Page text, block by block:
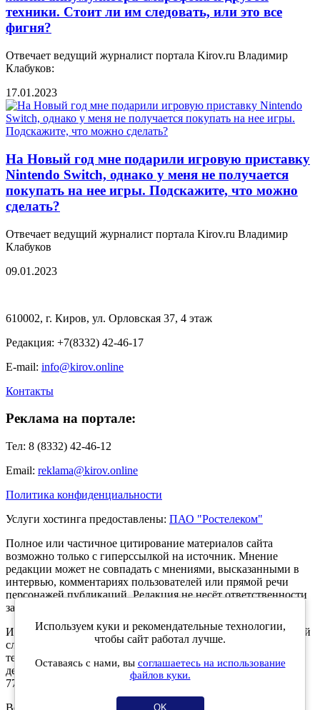
техники. Стоит ли им следовать, или это все
фигня?
Отвечает ведущий журналист портала Kirov.ru Владимир
Клабуков:
17.01.2023
На Новый год мне подарили игровую приставку
Nintendo Switch, однако у меня не получается
покупать на нее игры. Подскажите, что можно
сделать?
Отвечает ведущий журналист портала Kirov.ru Владимир
Клабуков
09.01.2023
610002, г. Киров, ул. Орловская 37, 4 этаж
Редакция: +7(8332) 42-46-17
E-mail: info@kirov.online
Контакты
Реклама на портале:
Тел: 8 (8332) 42-46-12
Email: reklama@kirov.online
Политика конфиденциальности
Услуги хостинга предоставлены: ПАО "Ростелеком"
Полное или частичное цитирование материалов сайта
возможно только с гиперссылкой на источник. Мнение
редакции может не совпадать с мнениями, высказанными в
интервью, комментариях пользователей или прямой речи
персонажей публикаций. Редакция не несёт ответственности
за текст комментариев читателей.
Интернет-портал Kirov.online зарегистрирован в Федеральной
службе по надзору в сфере связи, информационных
технологий и массовых коммуникаций (Роскомнадзор) 5
декабря 2019 года. Регистрационный номер ЭЛ № ФС 77 -
77189.
Возрастное ограничение 12+
Используем куки и рекомендательные технологии,
чтобы сайт работал лучше.
Оставаясь с нами, вы соглашаетесь на использование
файлов куки.
OK